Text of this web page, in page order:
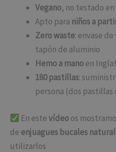
Vegano, no testado
Apto para niños a
Zero waste: envase
tapón de aluminio
Hemo a manoen
180 pastillas:
persona (dos pastillas
En estevídeoos
de enjuagues bucales
utilizarlos